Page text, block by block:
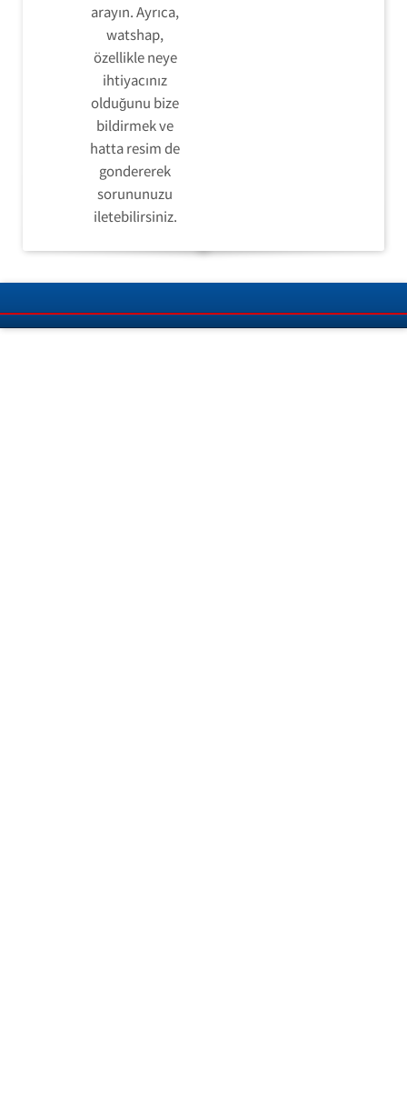
arayın. Ayrıca,
watshap,
özellikle neye
ihtiyacınız
olduğunu bize
bildirmek ve
hatta resim de
gondererek
sorununuzu
iletebilirsiniz.